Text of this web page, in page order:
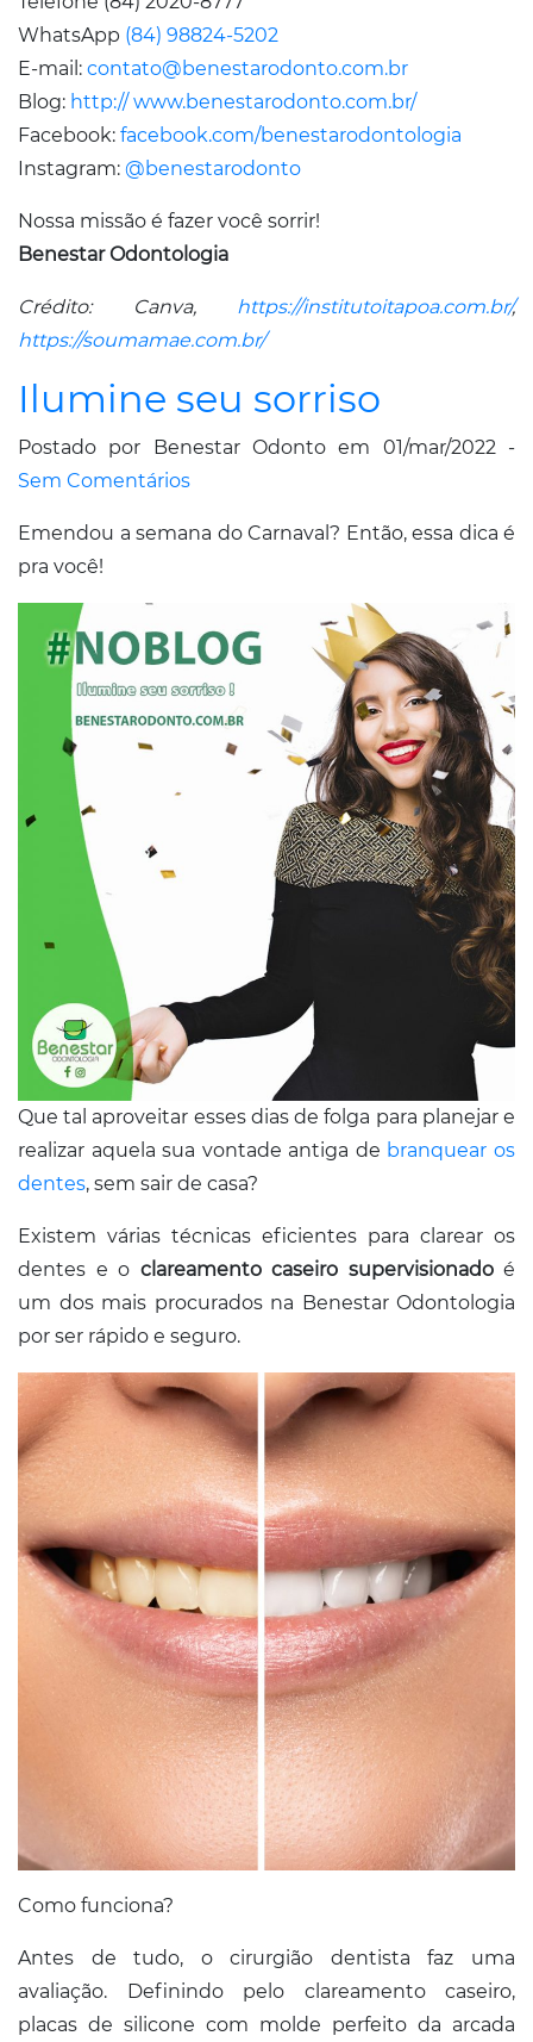
WhatsApp (84) 98824-5202
E-mail: contato@benestarodonto.com.br
Blog: http:// www.benestarodonto.com.br/
Facebook: facebook.com/benestarodontologia
Instagram: @benestarodonto
Nossa missão é fazer você sorrir!
Benestar Odontologia
Crédito: Canva, https://institutoitapoa.com.br/,
https://soumamae.com.br/
Ilumine seu sorriso
Postado por Benestar Odonto em 01/mar/2022 -
Sem Comentários
Emendou a semana do Carnaval? Então, essa dica é
pra você!
Que tal aproveitar esses dias de folga para planejar e
realizar aquela sua vontade antiga de branquear os
dentes, sem sair de casa?
Existem várias técnicas eficientes para clarear os
dentes e o clareamento caseiro supervisionadoé
um dos mais procurados na Benestar Odontologia
por ser rápido e seguro.
Como funciona?
Antes de tudo, o cirurgião dentista faz uma
avaliação. Definindo pelo clareamento caseiro,
placas de silicone com molde perfeito da arcada